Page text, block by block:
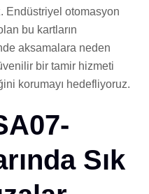
Endüstriyel otomasyon
bu kartların
aksamalara neden
bir tamir hizmeti
korumayı hedefliyoruz.
Sık